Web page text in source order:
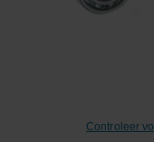
Controleer